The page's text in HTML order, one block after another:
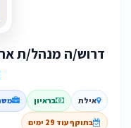
דרוש/ה מנהל/ת
אילת בראיון
בתוקף עוד 29 ימים